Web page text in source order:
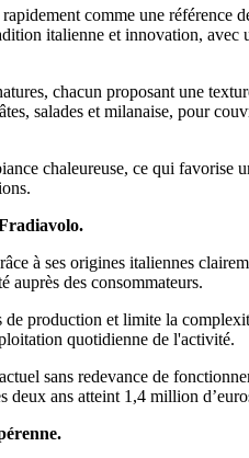
comme une référence
italienne et innovation,
chacun proposant une
salades et milanaise, pour
chaleureuse, ce qui favorise
à ses origines italiennes
auprès des consommateurs.
production et limite la
quotidienne de l'activité.
sans redevance de
deux ans atteint 1,4 million